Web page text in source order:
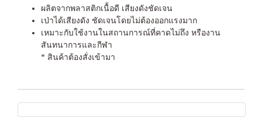
ผลิตจากพลาสติกเนื้อดี เสียงดังชัดเจน
เป่าได้เสียงดัง ชัดเจนโดยไม่ต้องออกแรงมาก
เหมาะกับใช้งานในสถานการณ์ที่คาดไม่ถึง หรืองาน
สันทนาการและกีฬา
* สินค้าต้องสั่งเข้ามา